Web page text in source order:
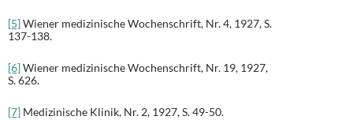
[5]Wiener medizinische Wochenschrift, Nr. 4, 1927, S.
137-138.
[6]Wiener medizinische Wochenschrift, Nr. 19, 1927,
S. 626.
[7] Medizinische Klinik, Nr. 2, 1927, S. 49-50.